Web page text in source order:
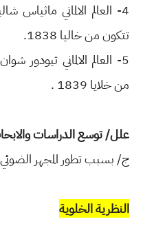
4- العالم الالماني
تتكون من خاليا 1838.
5- العالم الالماني
من خلايا 1839 .
علل/ توسع الدراسات
ج/ بسبب تطور المجهر
النظرية الخلوية